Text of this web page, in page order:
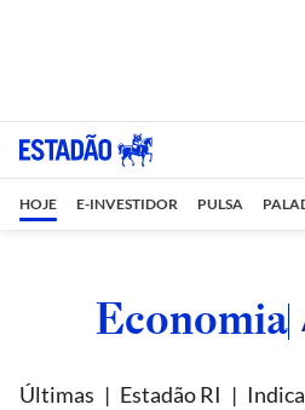
HOJE E-INVESTIDOR PULSA
Economia
Últimas Estadão RI